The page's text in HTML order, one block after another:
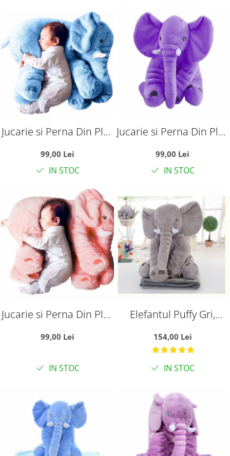
Jucarie si Perna Din Plus
99,00 Lei
IN STOC
Jucarie si Perna Din Plus
99,00 Lei
IN STOC
Jucarie si Perna Din Plus
99,00 Lei
IN STOC
Elefantul Puffy Gri,
Patura Din Plus
154,00 Lei
IN STOC